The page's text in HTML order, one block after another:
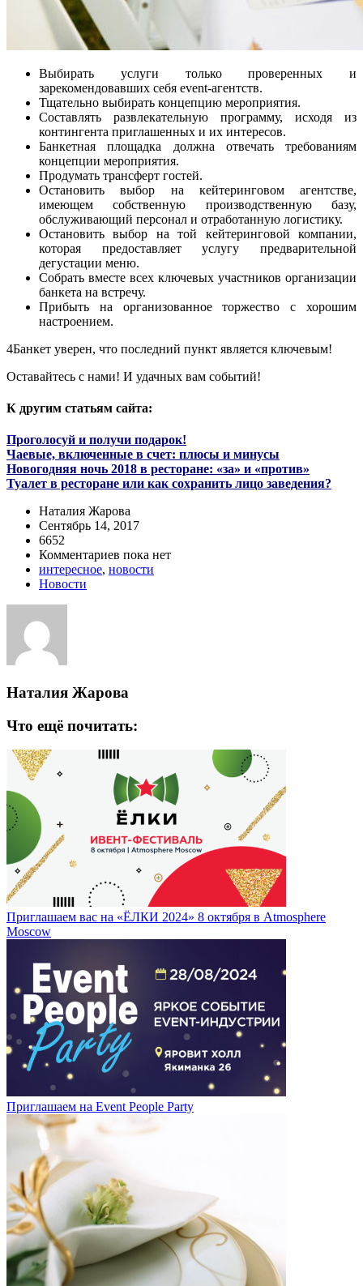
Выбирать услуги только проверенных и
зарекомендовавших себя event-агентств.
Тщательно выбирать концепцию мероприятия.
Составлять развлекательную программу, исходя из
контингента приглашенных и их интересов.
Банкетная площадка должна отвечать требованиям
концепции мероприятия.
Продумать трансферт гостей.
Остановить выбор на кейтеринговом агентстве,
имеющем собственную производственную базу,
обслуживающий персонал и отработанную логистику.
Остановить выбор на той кейтеринговой компании,
которая предоставляет услугу предварительной
дегустации меню.
Собрать вместе всех ключевых участников организации
банкета на встречу.
Прибыть на организованное торжество с хорошим
настроением.
4Банкет уверен, что последний пункт является ключевым!
Оставайтесь с нами! И удачных вам событий!
К другим статьям сайта:
Проголосуй и получи подарок!
Чаевые, включенные в счет: плюсы и минусы
Новогодняя ночь 2018 в ресторане: «за» и «против»
Туалет в ресторане или как сохранить лицо заведения?
Наталия Жарова
Сентябрь 14, 2017
6652
Комментариев пока нет
интересное, новости
Новости
Наталия Жарова
Что ещё почитать:
Приглашаем вас на «ЁЛКИ 2024» 8 октября в Atmosphere
Moscow
Приглашаем на Event People Party